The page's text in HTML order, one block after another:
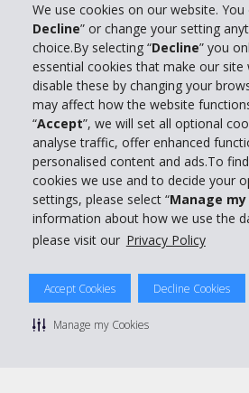
We use cookies on our website. You
Decline” or change your setting
choice.By selecting “Decline” you
essential cookies that make our site
disable these by changing your
may affect how the website
“Accept”, we will set all optional
analyse traffic, offer enhanced
personalised content and ads.To
cookies we use and to decide your
settings, please select “Manage my
information about how we use the
please visit our Privacy Policy
Accept Cookies Decline Cookies
Manage my Cookies
Unternehmensinformation
Partner
Kundenservice
Mieten bei Hertz
© 2026 The Hertz System, Inc.
Datenschutzrichtlinie
Sitemap Cookies verwalten